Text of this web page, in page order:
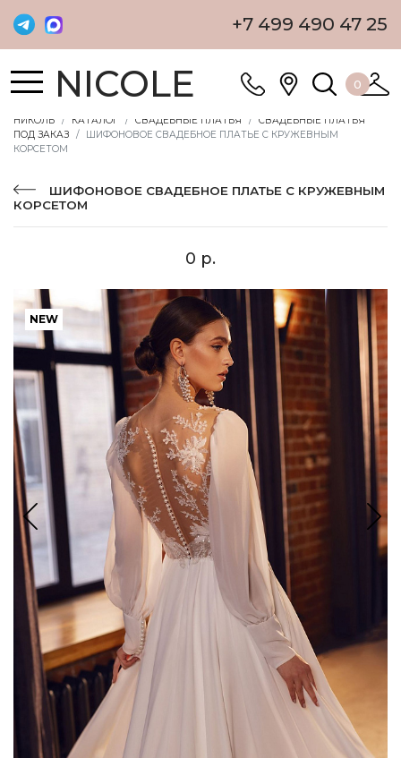
+7 499 490 47 25
NICOLE 0
НИКОЛЬ КАТАЛОГ СВАДЕБНЫЕ ПЛАТЬЯ
СВАДЕБНЫЕ ПЛАТЬЯ
ПОД ЗАКАЗ
ШИФОНОВОЕ СВАДЕБНОЕ ПЛАТЬЕ С КРУЖЕВНЫМ
КОРСЕТОМ
ШИФОНОВОЕ СВАДЕБНОЕ ПЛАТЬЕ С КРУЖЕВНЫМ
КОРСЕТОМ
0 р.
NEW